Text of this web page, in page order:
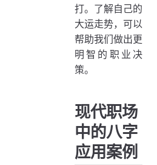
打。了解自己的
大运走势，可以
帮助我们做出更
明智的职业决
策。
现代职场
中的八字
应用案例